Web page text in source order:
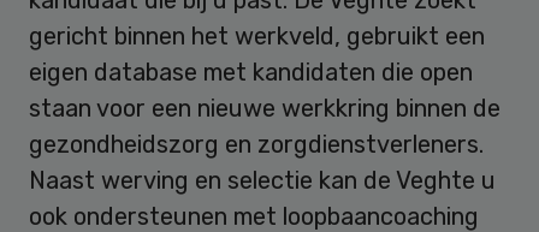
gericht binnen het werkveld, gebruikt een
eigen database met kandidaten die open
staan voor een nieuwe werkkring binnen de
gezondheidszorg en zorgdienstverleners.
Naast werving en selectie kan de Veghte u
ook ondersteunen met loopbaancoaching